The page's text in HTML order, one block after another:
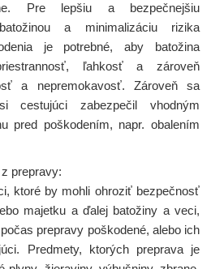
Pre lepšiu a bezpečnejšiu
a minimalizáciu rizika
je potrebné, aby batožina
ľahkosť a zároveň
a nepremokavosť. Zároveň sa
cestujúci zabezpečil vhodným
pred poškodením, napr. obalením
prepravy:
ktoré by mohli ohroziť bezpečnosť
majetku a ďalej batožiny a veci,
prepravy poškodené, alebo ich
Predmety, ktorých preprava je